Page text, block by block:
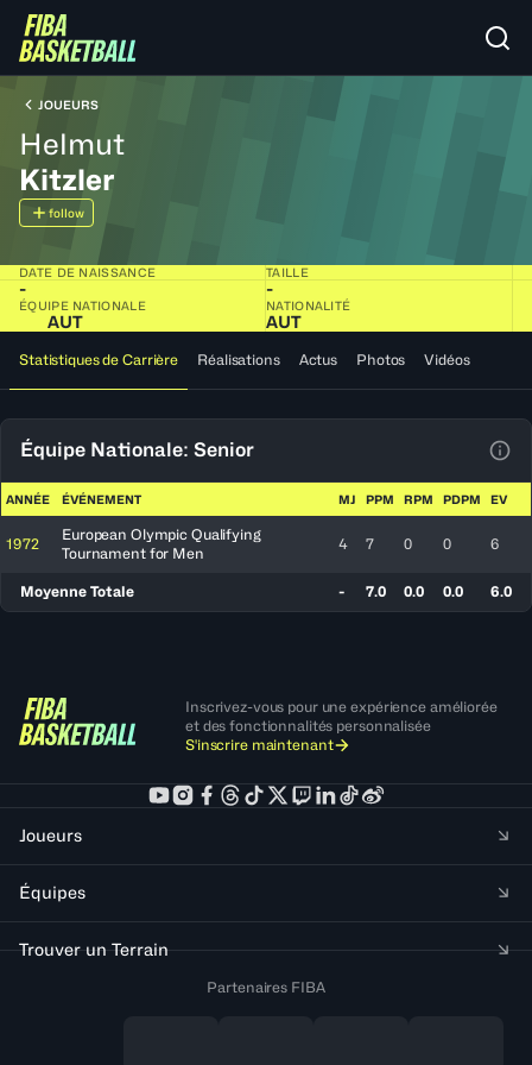
JOUEURS
Helmut
Kitzler
follow
DATE DE NAISSANCE
-
TAILLE
-
ÉQUIPE NATIONALE
AUT
NATIONALITÉ
AUT
Statistiques de Carrière Réalisations Actus Photos Vidéos
Équipe Nationale: Senior
ANNÉE ÉVÉNEMENT MJ PPM RPM PDPM EV
1972
European Olympic Qualifying
Tournament for Men
4 7 0 0 6
Moyenne Totale - 7.0 0.0 0.0 6.0
Inscrivez-vous pour une expérience améliorée
et des fonctionnalités personnalisée
S'inscrire maintenant
Joueurs
Équipes
Trouver un Terrain
Partenaires FIBA